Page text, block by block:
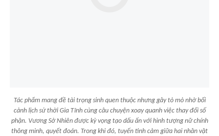
Tác phẩm mang đề tài trọng sinh quen thuộc nhưng gây tò mò nhờ bối
cảnh lịch sử thời Gia Tĩnh cùng câu chuyện xoay quanh việc thay đổi số
phận. Vương Sở Nhiên được kỳ vọng tạo dấu ấn với hình tượng nữ chính
thông minh, quyết đoán. Trong khi đó, tuyến tình cảm giữa hai nhân vật